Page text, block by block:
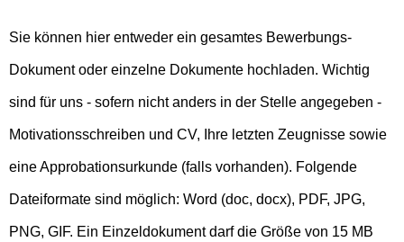
Sie können hier entweder ein gesamtes Bewerbungs-
Dokument oder einzelne Dokumente hochladen. Wichtig
sind für uns - sofern nicht anders in der Stelle angegeben -
Motivationsschreiben und CV, Ihre letzten Zeugnisse sowie
eine Approbationsurkunde (falls vorhanden). Folgende
Dateiformate sind möglich: Word (doc, docx), PDF, JPG,
PNG, GIF. Ein Einzeldokument darf die Größe von 15 MB